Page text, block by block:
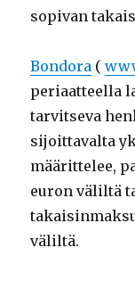
sopivan
Bondora (
periaatteella
tarvitseva
sijoittavalta
määrittelee,
euron väliltä
väliltä.